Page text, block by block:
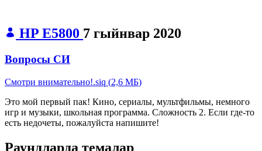
HP E5800 7 гыйнвар 2020
Вопросы СИ
Смотри внимательно!.siq (2,6 МБ)
Это мой первый пак! Кино, сериалы, мультфильмы, немного
игр и музыки, школьная программа. Сложность 2. Если где-то
есть недочеты, пожалуйста напишите!
Раундларда темалар